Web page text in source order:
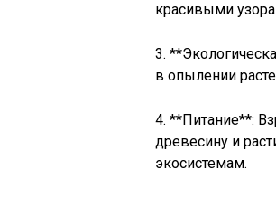
красивыми
3.
в опылении
4. **Питание**:
древесину и
экосистемам.